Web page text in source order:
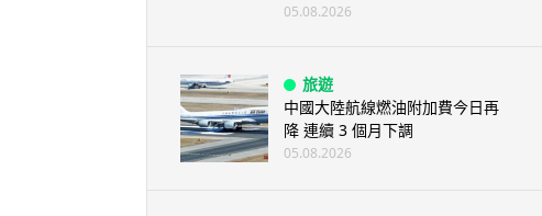
05.08.2026
旅遊
中國大陸航線燃油附加費今日再
降 連續 3 個月下調
05.08.2026